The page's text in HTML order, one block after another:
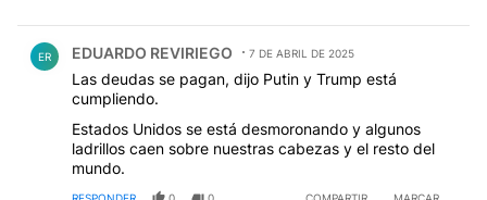
ER EDUARDO REVIRIEGO 7 DE ABRIL DE 2025
Las deudas se pagan, dijo Putin y Trump está
cumpliendo.
Estados Unidos se está desmoronando y algunos
ladrillos caen sobre nuestras cabezas y el resto del
mundo.